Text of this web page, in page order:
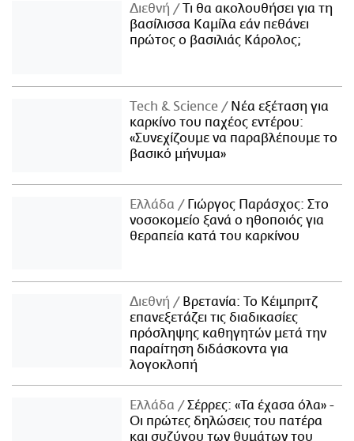
Διεθνή
Τι θα ακολουθήσει για τη
βασίλισσα Καμίλα εάν πεθάνει
πρώτος ο βασιλιάς Κάρολος;
Τech & Science
Νέα εξέταση για
καρκίνο του παχέος εντέρου:
«Συνεχίζουμε να παραβλέπουμε το
βασικό μήνυμα»
Ελλάδα
Γιώργος Παράσχος: Στο
νοσοκομείο ξανά ο ηθοποιός για
θεραπεία κατά του καρκίνου
Διεθνή
Βρετανία: Το Κέιμπριτζ
επανεξετάζει τις διαδικασίες
πρόσληψης καθηγητών μετά την
παραίτηση διδάσκοντα για
λογοκλοπή
Ελλάδα
Σέρρες: «Τα έχασα όλα» -
Οι πρώτες δηλώσεις του πατέρα
και συζύγου των θυμάτων του